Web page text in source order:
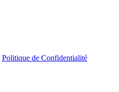
Politique de Confidentialité